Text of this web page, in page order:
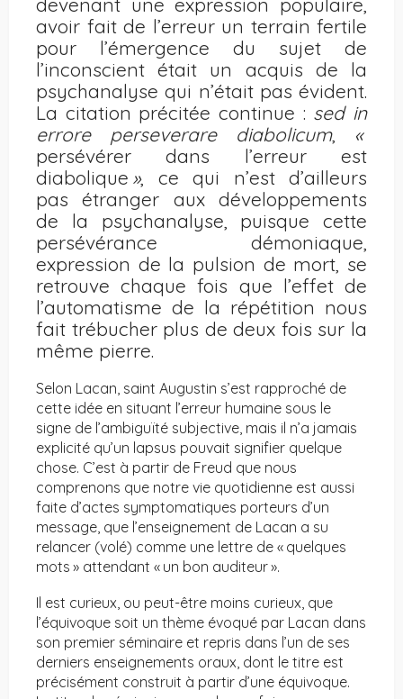
avoir fait de l’erreur un terrain fertile
pour l’émergence du sujet de
l’inconscient était un acquis de la
psychanalyse qui n’était pas évident.
La citation précitée continue : sed in
errore perseverare diabolicum, «
persévérer dans l’erreur est
diabolique », ce qui n’est d’ailleurs
pas étranger aux développements
de la psychanalyse, puisque cette
persévérance démoniaque,
expression de la pulsion de mort, se
retrouve chaque fois que l’effet de
l’automatisme de la répétition nous
fait trébucher plus de deux fois sur la
même pierre.
Selon Lacan, saint Augustin s’est rapproché de
cette idée en situant l’erreur humaine sous le
signe de l’ambiguïté subjective, mais il n’a jamais
explicité qu’un lapsus pouvait signifier quelque
chose. C’est à partir de Freud que nous
comprenons que notre vie quotidienne est aussi
faite d’actes symptomatiques porteurs d’un
message, que l’enseignement de Lacan a su
relancer (volé) comme une lettre de « quelques
mots » attendant « un bon auditeur ».
Il est curieux, ou peut-être moins curieux, que
l’équivoque soit un thème évoqué par Lacan dans
son premier séminaire et repris dans l’un de ses
derniers enseignements oraux, dont le titre est
précisément construit à partir d’une équivoque.